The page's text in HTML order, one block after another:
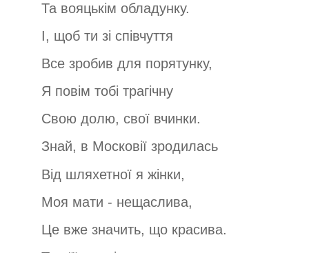
Та вояцькім обладунку.
І, щоб ти зі співчуття
Все зробив для порятунку,
Я повім тобі трагічну
Свою долю, свої вчинки.
Знай, в Московії зродилась
Від шляхетної я жінки,
Моя мати - нещаслива,
Це вже значить, що красива.